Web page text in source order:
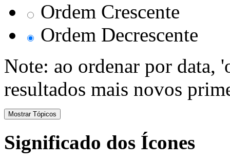
Ordem Crescente
Ordem Decrescente
Note: ao ordenar por data,
resultados mais novos
Significado dos Ícones